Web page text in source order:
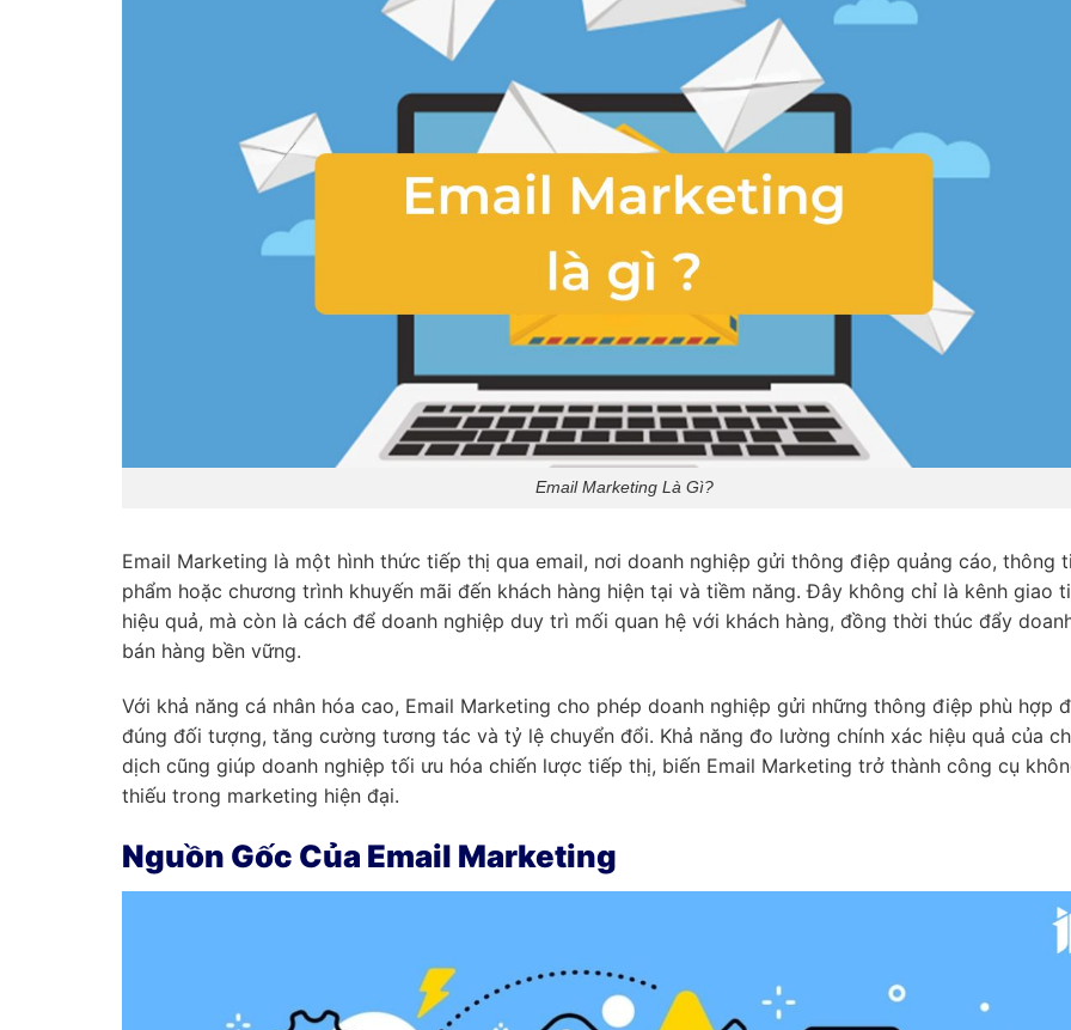
Email Marketing Là Gì?
Email Marketing là một hình thức tiếp thị qua email, nơi doanh nghiệp gửi thông điệp quảng cáo, thông
phẩm hoặc chương trình khuyến mãi đến khách hàng hiện tại và tiềm năng. Đây không chỉ là kênh giao
hiệu quả, mà còn là cách để doanh nghiệp duy trì mối quan hệ với khách hàng, đồng thời thúc đẩy
bán hàng bền vững.
Với khả năng cá nhân hóa cao, Email Marketing cho phép doanh nghiệp gửi những thông điệp phù hợp
đúng đối tượng, tăng cường tương tác và tỷ lệ chuyển đổi. Khả năng đo lường chính xác hiệu quả của
dịch cũng giúp doanh nghiệp tối ưu hóa chiến lược tiếp thị, biến Email Marketing trở thành công cụ
thiếu trong marketing hiện đại.
Nguồn Gốc Của Email Marketing